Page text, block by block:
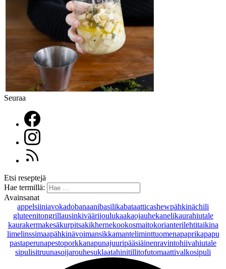
Seuraa
Etsi reseptejä
Hae termillä:
Avainsanat
appelsiiniavokadobanaanibasilikabataatticashewpähkinächili
gluteenitongrillausinkiväärijoulukaakaojauhekanelikaurahiutale
kaurakermakesäkurpitsakikhernekookosmaitokorianterilehtitaikina
limelinssimaapähkinävoimansikkamanteliminttuomenapaprikapapu
pastaperunapestoporkkanapunajuuripääsiäinenravintohiivahiutale
sipulisitruunasoijarouhesuklaatahinitillitofutomaattivalkosipuli